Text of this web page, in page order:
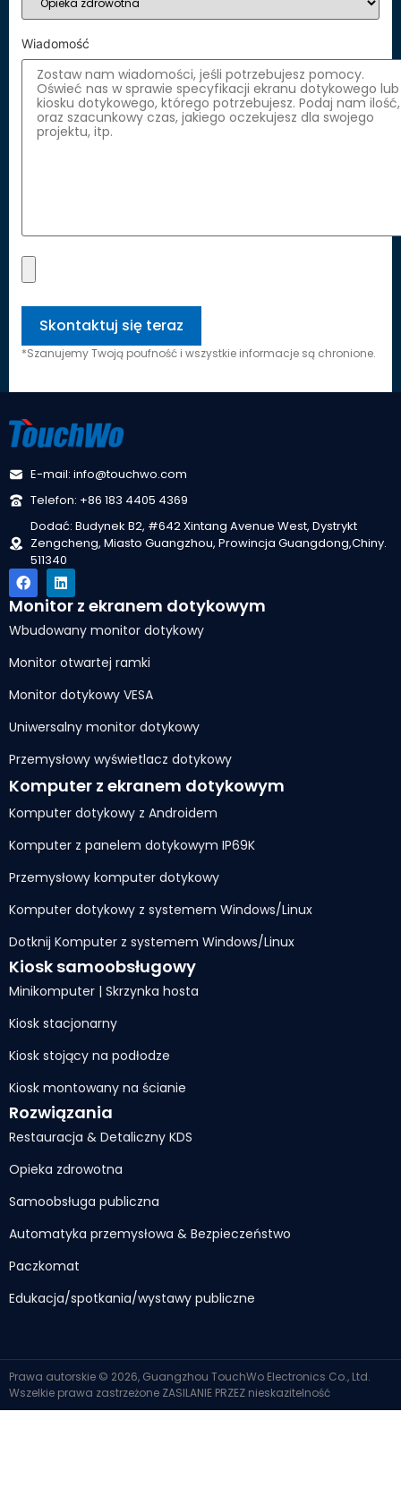
Wiadomość
*Szanujemy Twoją poufność i wszystkie informacje są chronione.
E-mail: info@touchwo.com
Telefon: +86 183 4405 4369
Dodać: Budynek B2, #642 Xintang Avenue West, Dystrykt
Zengcheng, Miasto Guangzhou, Prowincja Guangdong,Chiny.
511340
Monitor z ekranem dotykowym
Wbudowany monitor dotykowy
Monitor otwartej ramki
Monitor dotykowy VESA
Uniwersalny monitor dotykowy
Przemysłowy wyświetlacz dotykowy
Komputer z ekranem dotykowym
Komputer dotykowy z Androidem
Komputer z panelem dotykowym IP69K
Przemysłowy komputer dotykowy
Komputer dotykowy z systemem Windows/Linux
Dotknij Komputer z systemem Windows/Linux
Kiosk samoobsługowy
Minikomputer | Skrzynka hosta
Kiosk stacjonarny
Kiosk stojący na podłodze
Kiosk montowany na ścianie
Rozwiązania
Restauracja & Detaliczny KDS
Opieka zdrowotna
Samoobsługa publiczna
Automatyka przemysłowa & Bezpieczeństwo
Paczkomat
Edukacja/spotkania/wystawy publiczne
Prawa autorskie © 2026, Guangzhou TouchWo Electronics Co., Ltd.
Wszelkie prawa zastrzeżone ZASILANIE PRZEZ nieskazitelność